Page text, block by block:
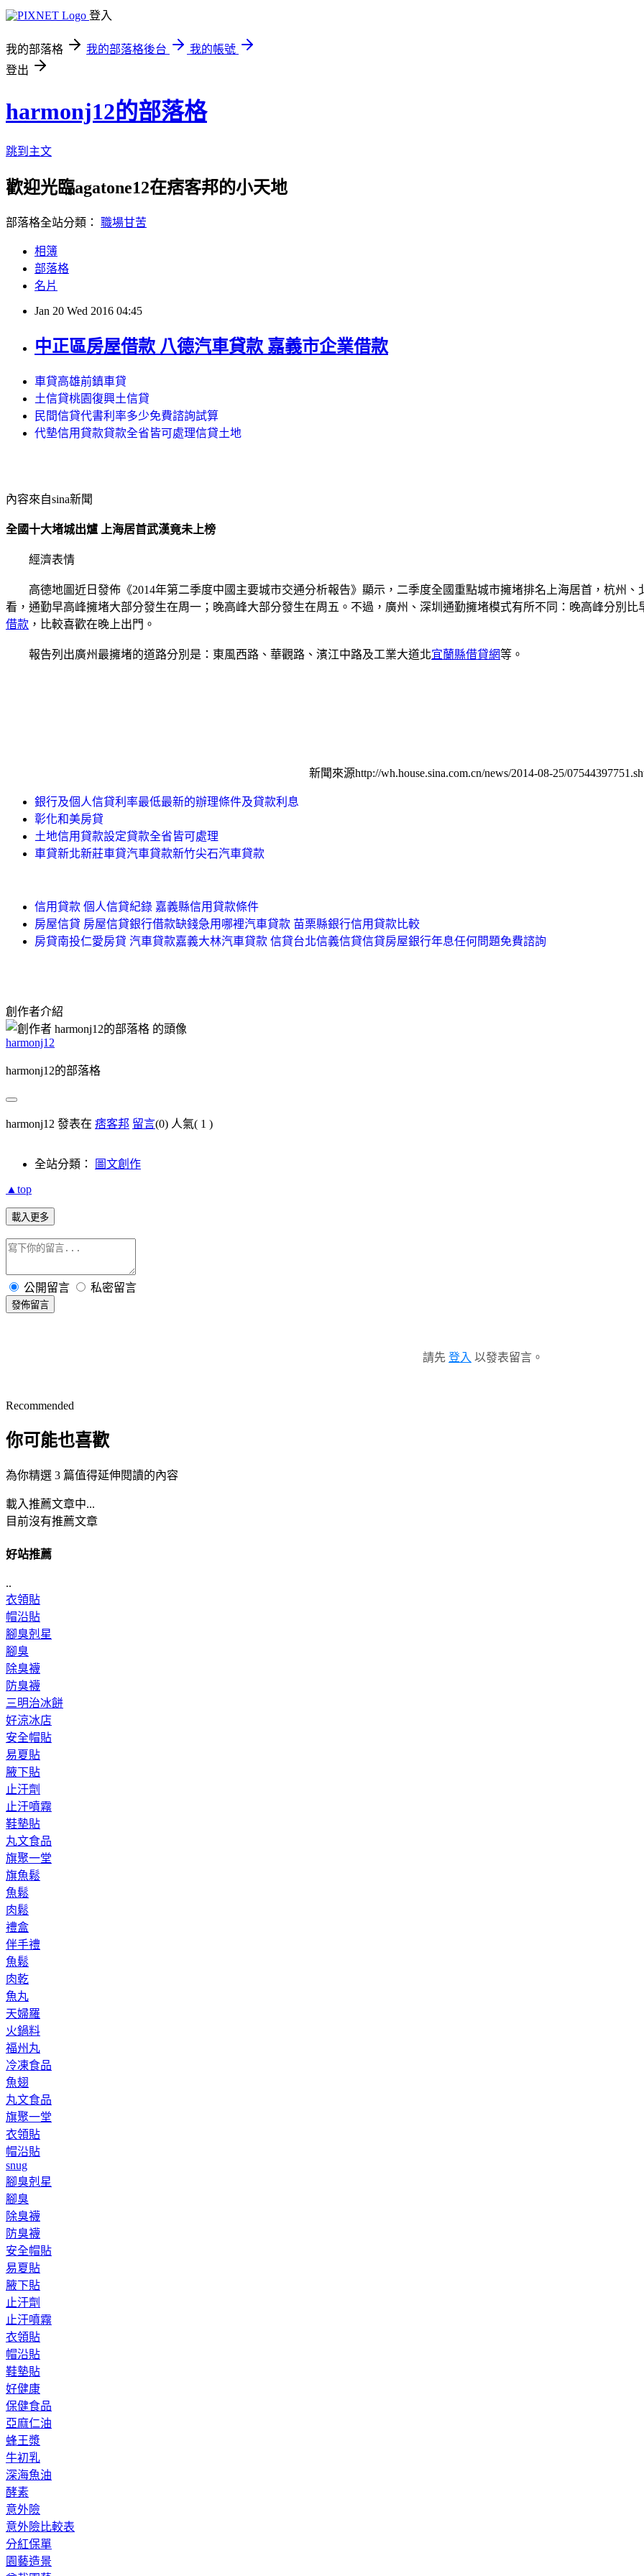
登入
我的部落格 我的部落格後台
我的帳號
登出
harmonj12的部落格
跳到主文
歡迎光臨agatone12在痞客邦的小天地
部落格全站分類： 職場甘苦
相簿
部落格
名片
Jan 20 Wed 2016 04:45
中正區房屋借款 八德汽車貸款 嘉義市企業借款
車貸高雄前鎮車貸
土信貸桃園復興土信貸
民間信貸代書利率多少免費諮詢試算
代墊信用貸款貸款全省皆可處理信貸土地
內容來自sina新聞
全國十大堵城出爐 上海居首武漢竟未上榜
經濟表情
高德地圖近日發佈《2014年第二季度中國主要城市交通分析報告》顯示，二季度全國重點城市擁堵排名上海居首，杭州、
看，通勤早高峰擁堵大部分發生在周一；晚高峰大部分發生在周五。不過，廣州、深圳通勤擁堵模式有所不同：晚高峰分別比
借款 ，比較喜歡在晚上出門。
報告列出廣州最擁堵的道路分別是：東風西路、華觀路、濱江中路及工業大道北宜蘭縣借貸網等。
新聞來源http://wh.house.sina.com.cn/news/2014-08-25/
銀行及個人信貸利率最低最新的辦理條件及貸款利息
彰化和美房貸
土地信用貸款設定貸款全省皆可處理
車貸新北新莊車貸汽車貸款新竹尖石汽車貸款
信用貸款 個人信貸紀錄 嘉義縣信用貸款條件
房屋信貸 房屋信貸銀行借款缺錢急用哪裡汽車貸款 苗栗縣銀行信用貸款比較
房貸南投仁愛房貸 汽車貸款嘉義大林汽車貸款 信貸台北信義信貸信貸房屋銀行年息任何問題免費諮詢
創作者介紹
harmonj12
harmonj12的部落格
harmonj12 發表在 痞客邦 留言(0) 人氣( 1 )
全站分類： 圖文創作
▲top
載入更多
公開留言 私密留言
發佈留言
請先 登入 以發表留言。
Recommended
你可能也喜歡
為你精選 3 篇值得延伸閱讀的內容
載入推薦文章中...
目前沒有推薦文章
好站推薦
..
衣領貼
帽沿貼
腳臭剋星
腳臭
除臭襪
防臭襪
三明治冰餅
好涼冰店
安全帽貼
易夏貼
腋下貼
止汗劑
止汗噴霧
鞋墊貼
丸文食品
旗聚一堂
旗魚鬆
魚鬆
肉鬆
禮盒
伴手禮
魚鬆
肉乾
魚丸
天婦羅
火鍋料
福州丸
冷凍食品
魚翅
丸文食品
旗聚一堂
衣領貼
帽沿貼
snug
腳臭剋星
腳臭
除臭襪
防臭襪
安全帽貼
易夏貼
腋下貼
止汗劑
止汗噴霧
衣領貼
帽沿貼
鞋墊貼
好健康
保健食品
亞麻仁油
蜂王漿
牛初乳
深海魚油
酵素
意外險
意外險比較表
分紅保單
園藝造景